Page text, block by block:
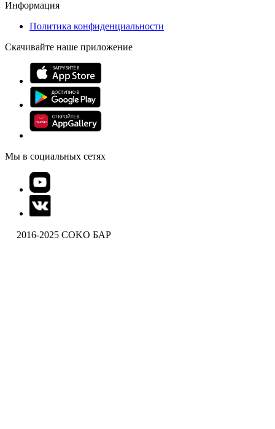
Информация
Политика конфиденциальности
Скачивайте наше приложение
Мы в социальных сетях
2016-2025 COKO БАР